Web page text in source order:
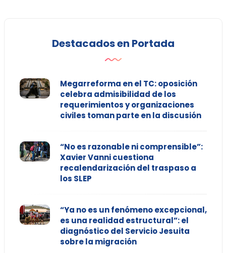
Destacados en Portada
Megarreforma en el TC: oposición
celebra admisibilidad de los
requerimientos y organizaciones
civiles toman parte en la discusión
“No es razonable ni comprensible”:
Xavier Vanni cuestiona
recalendarización del traspaso a
los SLEP
“Ya no es un fenómeno excepcional,
es una realidad estructural”: el
diagnóstico del Servicio Jesuita
sobre la migración